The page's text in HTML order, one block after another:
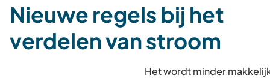
Nieuwe regels bij het
verdelen van stroom
Het wordt minder